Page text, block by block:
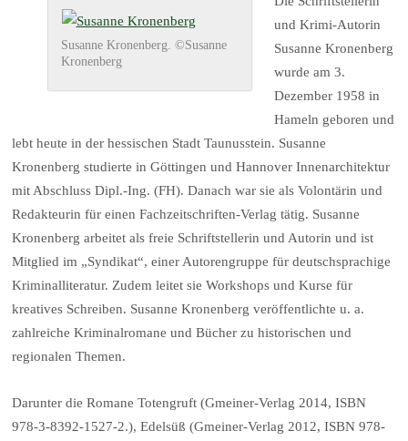
Susanne Kronenberg. ©Susanne
Kronenberg
und Krimi-Autorin
Susanne Kronenberg
wurde am 3.
Dezember 1958 in
Hameln geboren und
lebt heute in der hessischen Stadt Taunusstein. Susanne
Kronenberg studierte in Göttingen und Hannover Innenarchitektur
mit Abschluss Dipl.-Ing. (FH). Danach war sie als Volontärin und
Redakteurin für einen Fachzeitschriften-Verlag tätig. Susanne
Kronenberg arbeitet als freie Schriftstellerin und Autorin und ist
Mitglied im „Syndikat“, einer Autorengruppe für deutschsprachige
Kriminalliteratur. Zudem leitet sie Workshops und Kurse für
kreatives Schreiben. Susanne Kronenberg veröffentlichte u. a.
zahlreiche Kriminalromane und Bücher zu historischen und
regionalen Themen.
Darunter die Romane Totengruft (Gmeiner-Verlag 2014, ISBN
978-3-8392-1527-2.), Edelsüß (Gmeiner-Verlag 2012, ISBN 978-